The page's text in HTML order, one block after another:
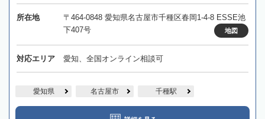
所在地
〒464-0848 愛知県名古屋市千種区春岡1-4-8 ESSE池
下407号
地図
対応エリア 愛知、全国オンライン相談可
愛知県 名古屋市 千種駅